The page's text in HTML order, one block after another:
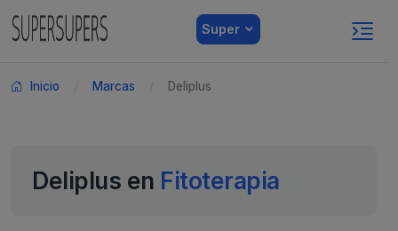
Super
Inicio Marcas Deliplus
Deliplus en Fitoterapia